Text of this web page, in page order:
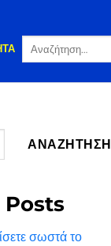
Αναζήτηση
ΑΝΑΖΉΤΗΣΗ
Posts
σωστά το